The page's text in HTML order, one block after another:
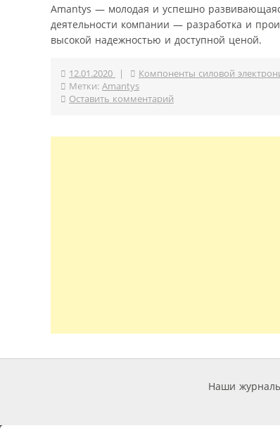
Amantys — молодая и успешно
деятельности компании — разработка и
высокой надежностью и доступной ценой.
12.01.2020 | Компоненты силовой
Метки: Amantys
Оставить комментарий
Наши